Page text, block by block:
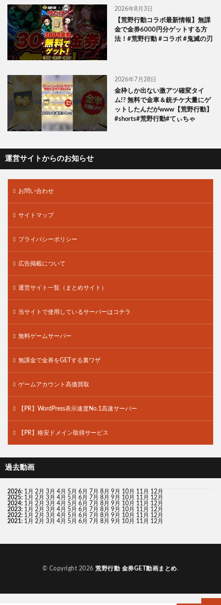
2026年8月3日
【荒野行動コラボ最新情報】無課
金で金券6000円分ゲットする方
法！#荒野行動 #コラボ #鬼滅の刃
2026年7月28日
金枠しか出ない激アツ確変タイ
ム!? 無料で金車＆銃チケ大量にゲ
ットしたんだがwww【荒野行動】
#shorts#荒野行動#てぃちゃ
運営サイトからのお知らせ
お問い合わせ
サイトマップ
プライバシーポリシー
広告掲載について
運営サイト一覧（まとめサイト）
当サイトで使用しているサーバーはコチラ
無料ゲームサーバー
無課金で金券をGETする裏ワザ
ゲームアカウント高価買取
【PR】WordPress表示速度No.1高速サーバー
【PR】格安ドメイン取得サービス
過去動画
2026: 1月 2月 3月 4月 5月 6月 7月 8月 9月 10月 11月 12月
2025: 1月 2月 3月 4月 5月 6月 7月 8月 9月 10月 11月 12月
2024: 1月 2月 3月 4月 5月 6月 7月 8月 9月 10月 11月 12月
2023: 1月 2月 3月 4月 5月 6月 7月 8月 9月 10月 11月 12月
2022: 1月 2月 3月 4月 5月 6月 7月 8月 9月 10月 11月 12月
2021: 1月 2月 3月 4月 5月 6月 7月 8月 9月 10月 11月 12月
© Copyright 2026荒野行動 金券GET動画まとめ.